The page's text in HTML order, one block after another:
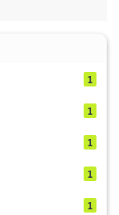
1
1
1
1
1